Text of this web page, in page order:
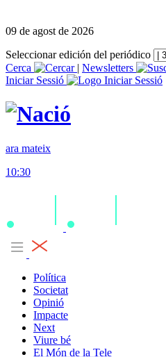
09 de agost de 2026
Seleccionar edición del periódico
Cerca
| Newsletters
Iniciar Sessió
ara mateix
10:30
Política
Societat
Opinió
Impacte
Next
Viure bé
El Món de la Tele